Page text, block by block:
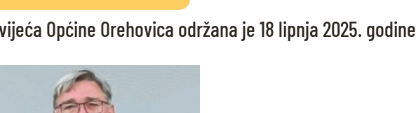
Općine Orehovica održana je 18 lipnja 2025. godine